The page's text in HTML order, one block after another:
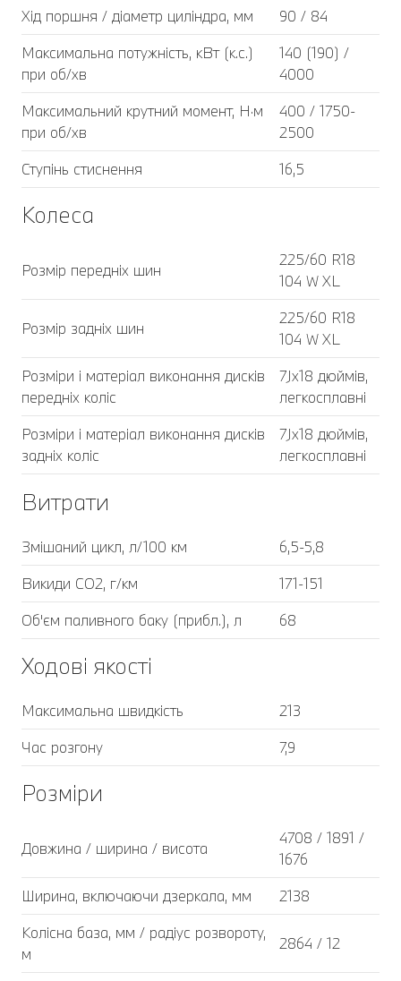
Хід поршня / діаметр циліндра, мм
90 / 84
Максимальна потужність, кВт (к.с.)
при об/хв
140 (190) /
4000
Максимальний крутний момент, Н·м
при об/хв
400 / 1750-
2500
Ступінь стиснення
16,5
Колеса
Розмір передніх шин
225/60 R18
104 W XL
Розмір задніх шин
225/60 R18
104 W XL
Розміри і матеріал виконання дисків
передніх коліс
7Jx18 дюймів,
легкосплавні
Розміри і матеріал виконання дисків
задніх коліс
7Jx18 дюймів,
легкосплавні
Витрати
Змішаний цикл, л/100 км
6,5-5,8
Викиди CO2, г/км
171-151
Об'єм паливного баку (прибл.), л
68
Ходові якості
Максимальна швидкість
213
Час розгону
7,9
Розміри
Довжина / ширина / висота
4708 / 1891 /
1676
Ширина, включаючи дзеркала, мм
2138
Колісна база, мм / радіус розвороту,
м
2864 / 12